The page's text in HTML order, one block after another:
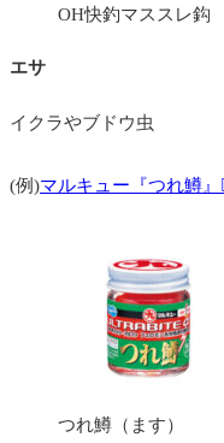
OH快釣マススレ鈎
エサ
イクラやブドウ虫
(例)マルキュー『つれ鱒』
つれ鱒（ます）